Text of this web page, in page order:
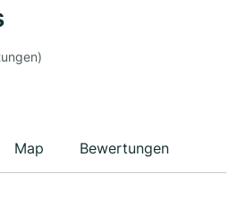
Map Bewertungen